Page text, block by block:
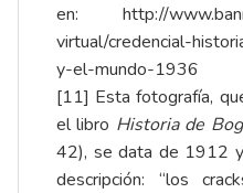
en: http://
virtual/credencial-
y-el-mundo-1936
[11] Esta fotografía,
el libro Historia de
42), se data de 1912
descripción: “los